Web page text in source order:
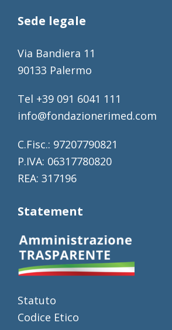
Sede legale
Via Bandiera 11
90133 Palermo
Tel +39 091 6041 111
info@fondazionerimed.com
C.Fisc.: 97207790821
P.IVA: 06317780820
REA: 317196
Statement
Statuto
Codice Etico